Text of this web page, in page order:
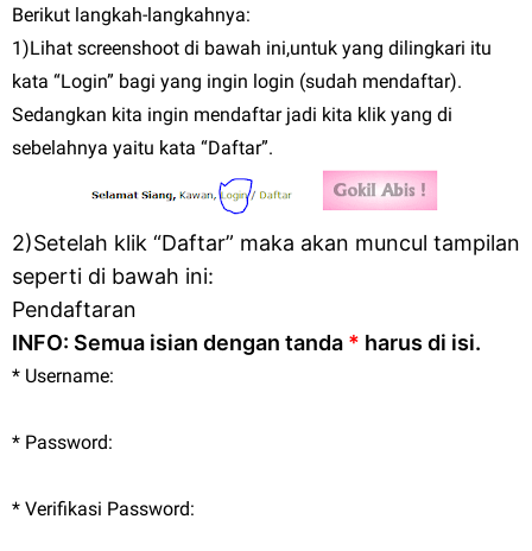
Berikut langkah-langkahnya:
1)Lihat screenshoot di bawah ini,untuk yang dilingkari itu
kata “Login” bagi yang ingin login (sudah mendaftar).
Sedangkan kita ingin mendaftar jadi kita klik yang di
sebelahnya yaitu kata “Daftar”.
2)Setelah klik “Daftar” maka akan muncul tampilan
seperti di bawah ini:
Pendaftaran
INFO: Semua isian dengan tanda * harus di isi.
* Username:
* Password:
* Verifikasi Password: